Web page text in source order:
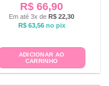
R$ 66,90
Em até 3x de R$ 22,30
R$63,56 no pix
ADICIONAR AO
CARRINHO